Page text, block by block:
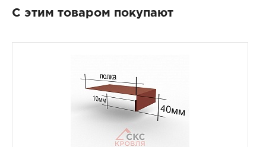
С этим товаром покупают